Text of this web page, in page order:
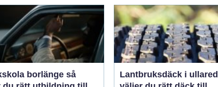
borlänge så
Lantbruksdäck i ullared